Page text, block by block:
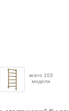
всего 103
модели